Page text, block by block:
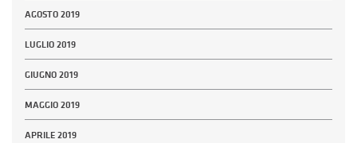
AGOSTO 2019
LUGLIO 2019
GIUGNO 2019
MAGGIO 2019
APRILE 2019